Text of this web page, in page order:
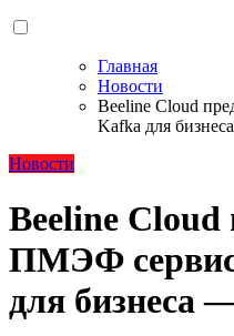
Главная
Новости
Beeline Cloud
Kafka для
Новости
Beeline Cloud
ПМЭФ
для бизнеса